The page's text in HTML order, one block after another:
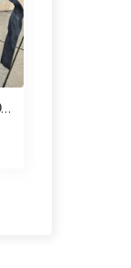
ΚΙΝΗΤΗΡΑΣ ΑΥΤΟΚΙΝΗΤΟΥ SUZUKI SX4/FIAT SEDICI 2006-2011 M16A 1.6